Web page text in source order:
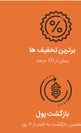
برترین تخفیف ها
بیش از 20 درصد
بازگشت پول
بازگشت به کمتر از ۷ روز